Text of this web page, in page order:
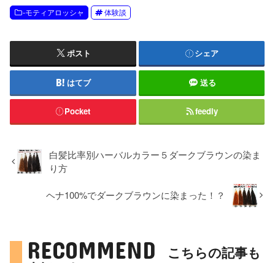
-モティアロッシャ 体験談
ポスト シェア
はてブ 送る
Pocket feedly
白髪比率別ハーバルカラー５ダークブラウンの染ま
り方
ヘナ100%でダークブラウンに染まった！？
RECOMMEND
こちらの記事も